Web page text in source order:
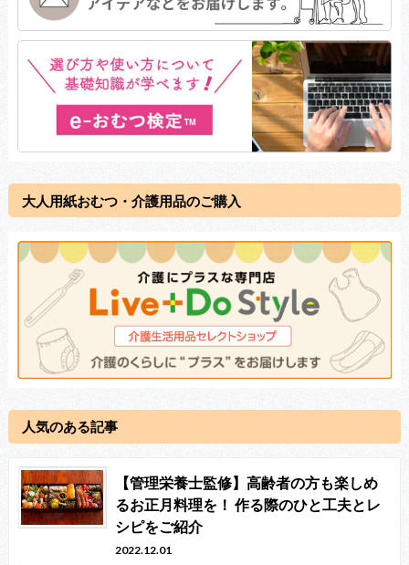
大人用紙おむつ・介護用品のご購入
人気のある記事
【管理栄養士監修】高齢者の方も楽しめ
るお正月料理を！ 作る際のひと工夫とレ
シピをご紹介
2022.12.01